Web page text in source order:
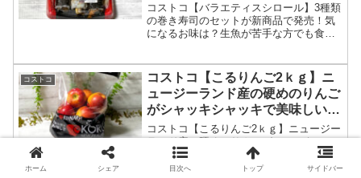
コストコ【バラエティスシロール】3種類
の巻き寿司のセットが新商品で発売！気
になるお味は？生魚が苦手な方でも食べ
コストコ
コストコ【こるりんご2ｋｇ】ニ
ュージーランド産の硬めのりんご
がシャッキシャッキで美味しいで
す。
コストコ【こるりんご2ｋｇ】ニュージー
ランド産の硬めのりんごがシャッキシャ
ッキで美味しいです。甘ーいという感じ
ではなく、さっぱりとした中に甘みがあ
ホーム シェア 目次へ トップ サイドバー